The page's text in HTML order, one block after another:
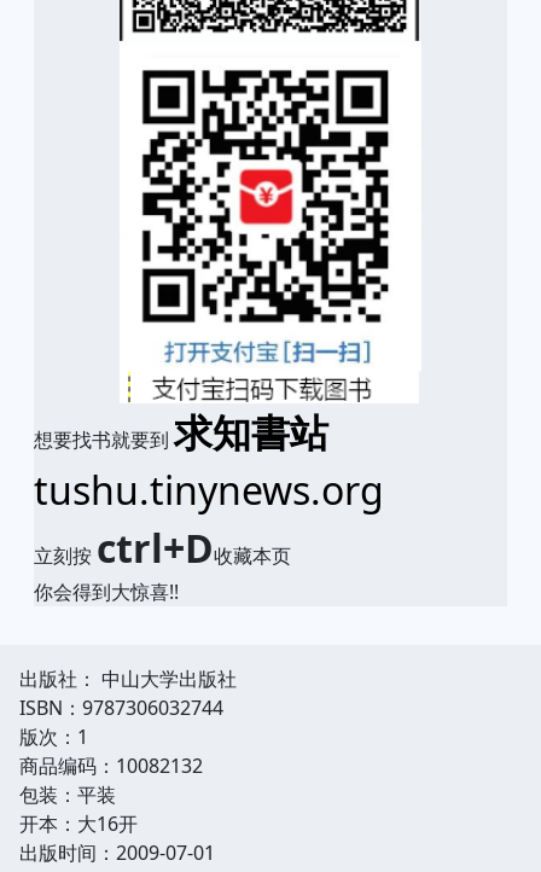
想要找书就要到求知書站
tushu.tinynews.org
立刻按 ctrl+D收藏本页
你会得到大惊喜!!
出版社： 中山大学出版社
ISBN：9787306032744
版次：1
商品编码：10082132
包装：平装
开本：大16开
出版时间：2009-07-01